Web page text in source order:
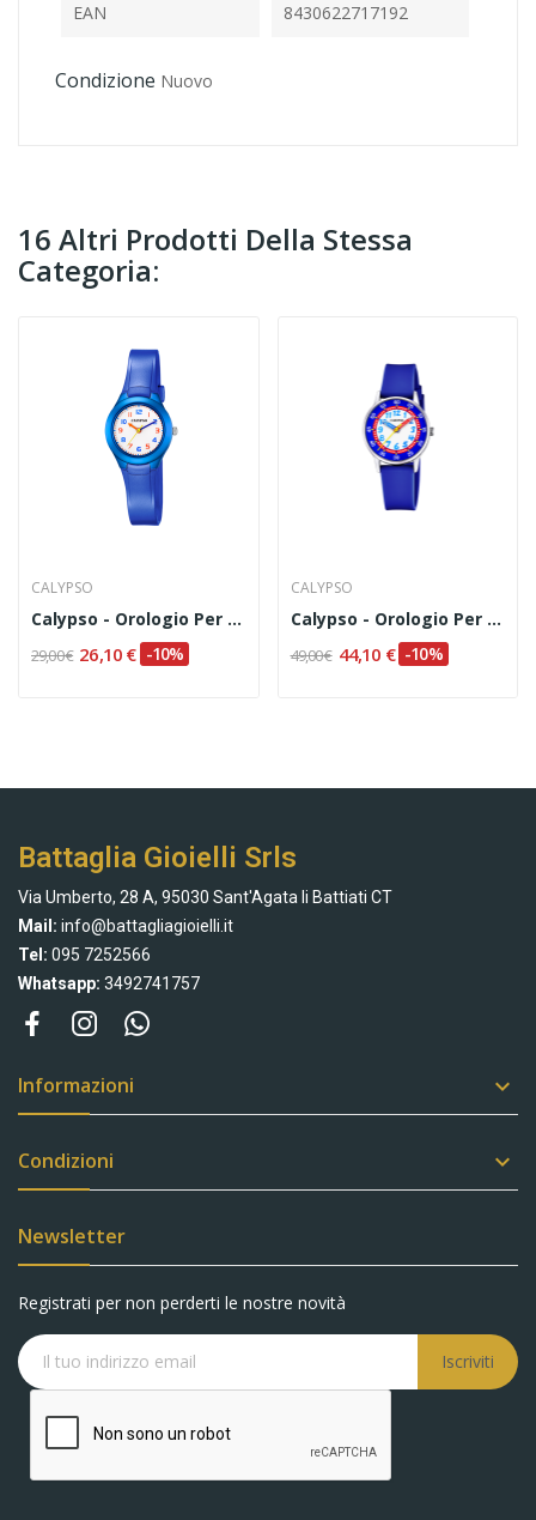
EAN 8430622717192
Condizione Nuovo
16 Altri Prodotti Della Stessa
Categoria:
CALYPSO
Calypso - Orologio Per Bambini Codice K5749/6
29,00 € 26,10 € -10%
CALYPSO
Calypso - Orologio Per Bambini Codice K5826/5
49,00 € 44,10 € -10%
Battaglia Gioielli Srls
Via Umberto, 28 A, 95030 Sant'Agata li Battiati CT
Mail: info@battagliagioielli.it
Tel: 095 7252566
Whatsapp: 3492741757
Informazioni 
Condizioni 
Newsletter
Registrati per non perderti le nostre novità
Iscriviti